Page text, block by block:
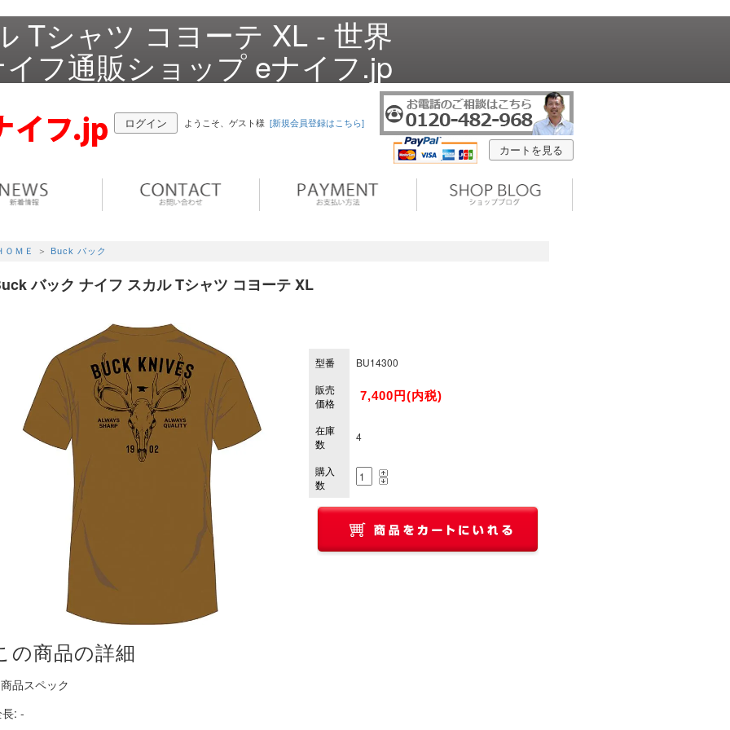
Tシャツ コヨーテ XL - 世界
フ通販ショップ eナイフ.jp
カートを見る
ログイン ようこそ、ゲスト様 [新規会員登録はこちら]
ＯＭＥ ＞ Buck バック
バック ナイフ スカル Tシャツ コヨーテ XL
型番
BU14300
販売
価格
7,400円(内税)
在庫
数
4
購入
数
の商品の詳細
品スペック
: -